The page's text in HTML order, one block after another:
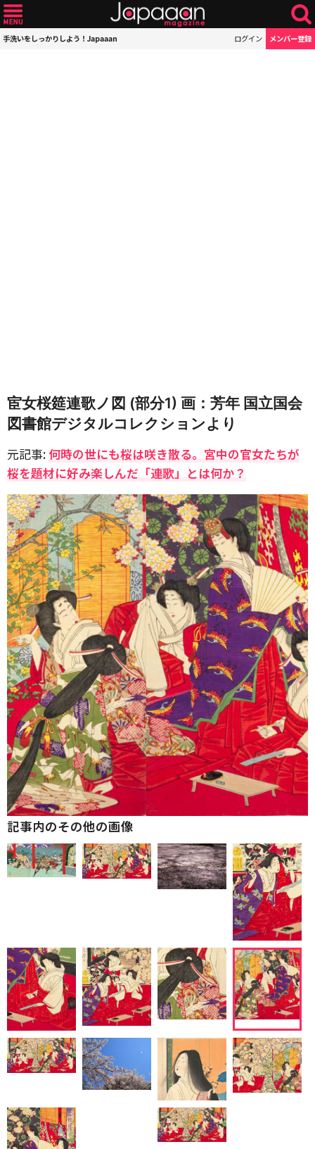
手洗いをしっかりしよう！Japaaan ログイン メンバー登録
宦女桜筵連歌ノ図 (部分1) 画：芳年 国立国会
図書館デジタルコレクションより
元記事: 何時の世にも桜は咲き散る。宮中の官女たちが
桜を題材に好み楽しんだ「連歌」とは何か？
記事内のその他の画像